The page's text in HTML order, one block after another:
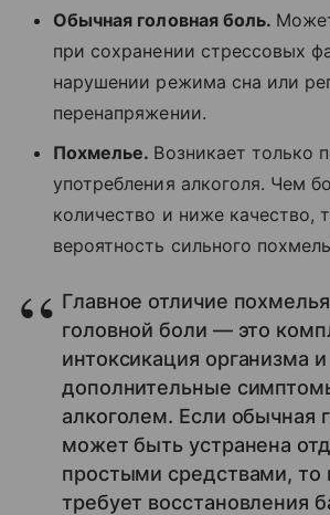
Обычная головная боль.
при сохранении стрессовых
нарушении режима сна или
перенапряжении.
Похмелье. Возникает только
употребления алкоголя. Чем
количество и ниже качество,
вероятность сильного
Главное отличие
головной боли — это
интоксикация организма и
дополнительные
алкоголем. Если обычная
может быть устранена
простыми средствами, то
требует восстановления